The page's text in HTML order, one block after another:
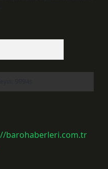
barohaberleri.com.tr